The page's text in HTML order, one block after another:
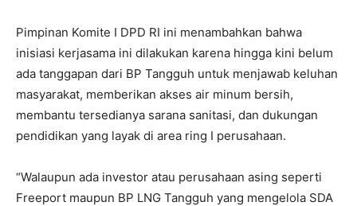
Pimpinan Komite I DPD RI ini menambahkan bahwa
inisiasi kerjasama ini dilakukan karena hingga kini belum
ada tanggapan dari BP Tangguh untuk menjawab keluhan
masyarakat, memberikan akses air minum bersih,
membantu tersedianya sarana sanitasi, dan dukungan
pendidikan yang layak di area ring I perusahaan.
“Walaupun ada investor atau perusahaan asing seperti
Freeport maupun BP LNG Tangguh yang mengelola SDA